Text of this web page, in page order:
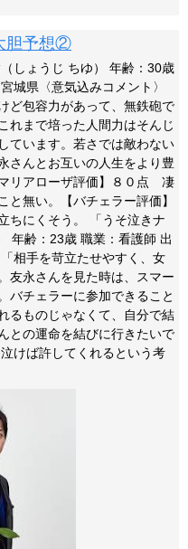
胆予想②
しょうじ ちゆ） 年齢：30歳
城県〈意気込みコメント〉
ど包容力があって、無鉄砲で
れまで培った人間力はそんじ
ています。若さでは敵わない
さんとお互いの人生をより豊
リアローザ評価】８０点 凄
と無い。【バチェラー評価】
ちにくそう。 「うそ泣きナ
年齢：23歳 職業：看護師 出
相手を苛立たせやすく、女
友永さんを見た時は、スマー
バチェラーに参加できること
るものじゃなくて、自分で結
との運命を結びに行きたいで
けば許してくれるという考